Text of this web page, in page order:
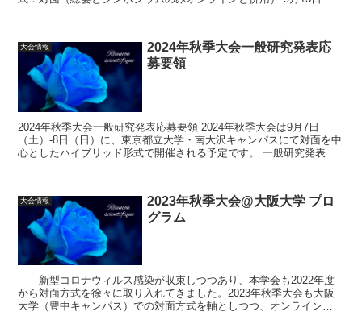
大会情報
2024年秋季大会一般研究発表応
募要領
2024年秋季大会一般研究発表応募要領 2024年秋季大会は9月7日
（土）-8日（日）に、東京都立大学・南大沢キャンパスにて対面を中
心としたハイブリッド形式で開催される予定です。 一般研究発表
大会情報
2023年秋季大会@大阪大学 プロ
グラム
新型コロナウィルス感染が収束しつつあり、本学会も2022年度
から対面方式を徐々に取り入れてきました。2023年秋季大会も大阪
大学（豊中キャンパス）での対面方式を軸としつつ、オンライン